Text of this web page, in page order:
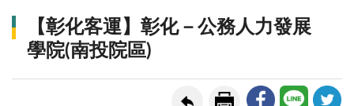
【彰化客運】彰化－公務人力發展
學院(南投院區)